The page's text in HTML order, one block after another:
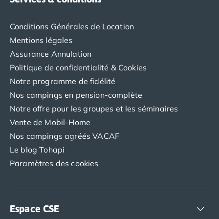
Camping Bord de Rivière
Camping en bord de lac
Camping Tohapi agréés VACAF
Par destination
Camping 4 étoiles Les Landes
Camping 5 étoiles Bretagne
Camping 5 étoiles Vendée
Camping Atlantique
Camping avec parc aquatique Ardèche
Camping avec parc aquatique Dordogne
Camping avec parc aquatique Espagne
Camping avec parc aquatique Les Landes
Camping en bord de mer Aquitaine
Camping en bord de mer Calvados
Conditions Générales de Location
Mentions légales
Assurance Annulation
Politique de confidentialité & Cookies
Notre programme de fidélité
Nos campings en pension-complète
Notre offre pour les groupes et les séminaires
Vente de Mobil-Home
Nos campings agréés VACAF
Le blog Tohapi
Paramètres des cookies
Espace CSE